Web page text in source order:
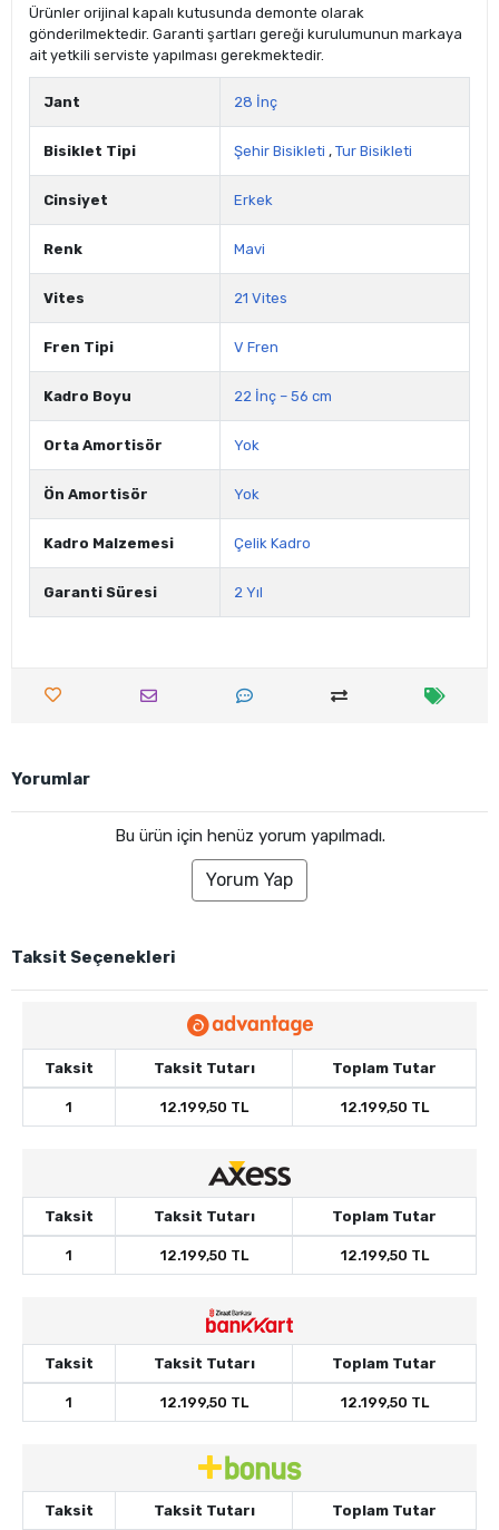
Ürünler orijinal kapalı kutusunda demonte olarak
gönderilmektedir. Garanti şartları gereği kurulumunun markaya
ait yetkili serviste yapılması gerekmektedir.
Jant 28 İnç
Bisiklet Tipi Şehir Bisikleti , Tur Bisikleti
Cinsiyet Erkek
Renk Mavi
Vites 21 Vites
Fren Tipi V Fren
Kadro Boyu 22 İnç – 56 cm
Orta Amortisör Yok
Ön Amortisör Yok
Kadro Malzemesi Çelik Kadro
Garanti Süresi 2 Yıl
Yorumlar
Bu ürün için henüz yorum yapılmadı.
Yorum Yap
Taksit Seçenekleri
Taksit Taksit Tutarı Toplam Tutar
1 12.199,50 TL 12.199,50 TL
Taksit Taksit Tutarı Toplam Tutar
1 12.199,50 TL 12.199,50 TL
Taksit Taksit Tutarı Toplam Tutar
1 12.199,50 TL 12.199,50 TL
Taksit Taksit Tutarı Toplam Tutar